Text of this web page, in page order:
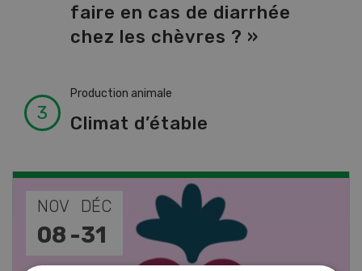
faire en cas de diarrhée
chez les chèvres ? »
Production animale
Climat d’étable
NOV
17 -
JAN
26